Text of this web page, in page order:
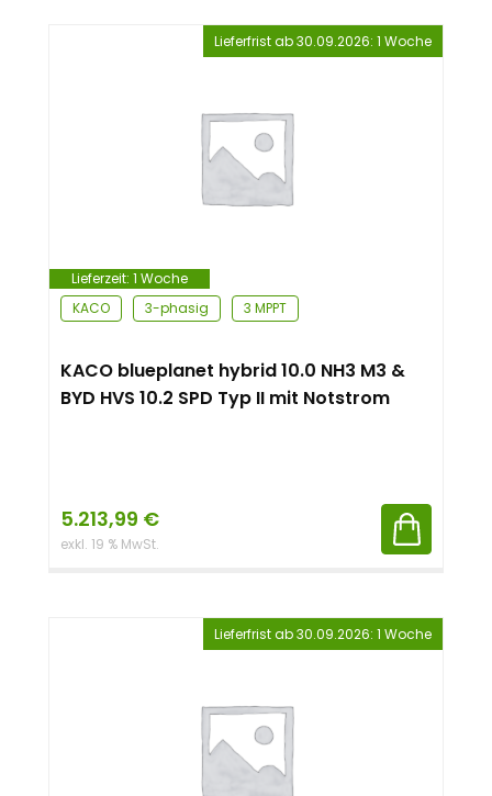
Lieferzeit: 1 Woche
Lieferfrist ab 30.09.2026: 1 Woche
KACO 3-phasig 3 MPPT
KACO blueplanet hybrid 10.0 NH3 M3 &
BYD HVS 10.2 SPD Typ II mit Notstrom
5.213,99 €
exkl. 19 % MwSt.
Lieferfrist ab 30.09.2026: 1 Woche